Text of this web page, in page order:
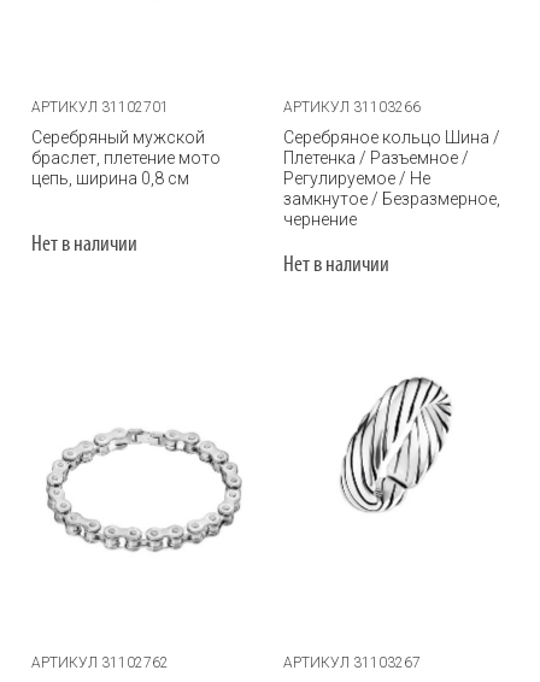
АРТИКУЛ 31102701
Серебряный мужской
браслет, плетение мото
цепь, ширина 0,8 см
Нет в наличии
АРТИКУЛ 31103266
Серебряное кольцо Шина /
Плетенка / Разъемное /
Регулируемое / Не
замкнутое / Безразмерное,
чернение
Нет в наличии
АРТИКУЛ 31102762 АРТИКУЛ 31103267